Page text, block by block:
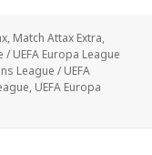
, Match Attax Extra,
UEFA Europa League
League / UEFA
, UEFA Europa
„Match Attax Extra –